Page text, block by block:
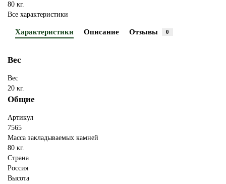
80 кг.
Все характеристики
Характеристики Описание Отзывы 0
Вес
Вес
20 кг.
Общие
Артикул
7565
Масса закладываемых камней
80 кг.
Страна
Россия
Высота